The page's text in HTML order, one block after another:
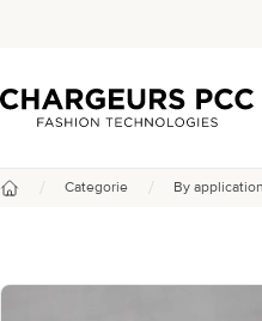
Chargeurs PCC
/ Categorie / By